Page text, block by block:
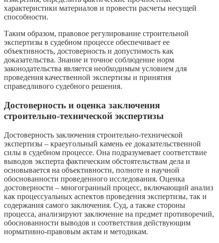
характеристики материалов и провести расчеты несущей
способности.
Таким образом, правовое регулирование строительной
экспертизы в судебном процессе обеспечивает ее
объективность, достоверность и допустимость как
доказательства. Знание и точное соблюдение норм
законодательства является необходимым условием для
проведения качественной экспертизы и принятия
справедливого судебного решения.
Достоверность и оценка заключения
строительно-технической экспертизы
Достоверность заключения строительно-технической
экспертизы – краеугольный камень ее доказательственной
силы в судебном процессе. Она подразумевает соответствие
выводов эксперта фактическим обстоятельствам дела и
основывается на объективности, полноте и научной
обоснованности проведенного исследования. Оценка
достоверности – многогранный процесс, включающий анализ
как процессуальных аспектов проведения экспертизы, так и
содержания самого заключения. Суд, а также стороны
процесса, анализируют заключение на предмет противоречий,
обоснованности выводов и соответствия действующим
нормативно-правовым актам и методикам.